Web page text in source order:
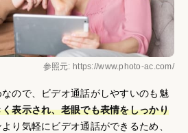
参照元: https://www.photo-ac.com/
ので、ビデオ通話がしやすいのも魅
表示され、老眼でも表情をしっかり
り気軽にビデオ通話ができるため、